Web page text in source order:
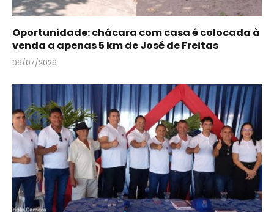
Oportunidade: chácara com casa é colocada à
venda a apenas 5 km de José de Freitas
06/07/2026